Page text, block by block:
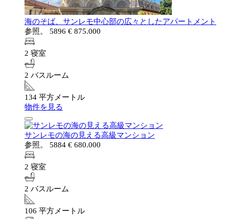
海のそば、サンレモ中心部の広々としたアパートメント
参照。 5896 € 875.000
2 寝室
2 バスルーム
134 平方メートル
物件を見る
サンレモの海の見える高級マンション
参照。 5884 € 680.000
2 寝室
2 バスルーム
106 平方メートル